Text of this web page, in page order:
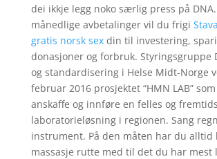
dei ikkje legg noko særlig press på
månedlige avbetalinger vil du frigi
gratis norsk sexdin til investering,
donasjoner og forbruk. Styringsgruppe
og standardisering i Helse Midt-Norge
februar 2016 prosjektet “HMN LAB”
anskaffe og innføre en felles og
laboratorieløsning i regionen. Sang
instrument. På den måten har du alltid
massasje rutte med til det du har mest